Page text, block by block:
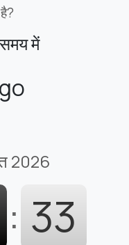
समय में
2026
: 34